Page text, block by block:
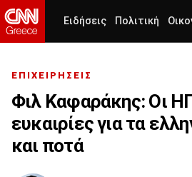
Ειδήσεις Πολιτική
ΕΠΙΧΕΙΡΗΣΕΙΣ
Φιλ Καφαράκης: Οι
ευκαιρίες για τα
και ποτά